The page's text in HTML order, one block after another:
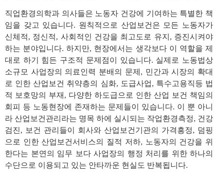
직업환경의학과 의사들은 노동자 건강에 기여하는 특별한 책
임을 갖고 있습니다. 원칙적으로 산업보건은 모든 노동자가
신체적, 정신적, 사회적인 건강을 최고도로 유지, 증진시켜야
하는 분야입니다. 하지만, 현장에서는 생각보다 이 역할을 제
대로 하기 힘든 구조적 문제점이 있습니다. 실제로 노동법상
소규모 사업장의 의료인력 분배의 문제, 민간과 시장의 확대
로 인한 산업보건 취약층의 심화, 도급사업, 특수고용직등 법
적 보호망의 부재, 다양한 하도급으로 인한 산업 보건 책임의
회피 등 노동현장에 존재하는 문제들이 있습니다. 이 뿐 아니
라 산업보건관리라는 명목 하에 실시되는 작업환경측정, 건강
검진, 보건 관리들이 회사와 산업보건기관의 가격흥정, 덤핑
으로 인한 산업보건서비스의 질적 저하, 노동자의 건강을 위
한다는 본연의 임무 보다 사업장의 행정 처리를 위한 하나의
수단으로 이용되고 있는 안타까운 현실도 반복됩니다.